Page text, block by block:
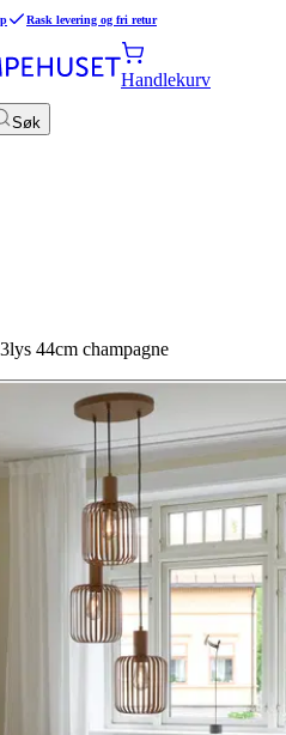
Rask levering og fri retur
Søk
Handlekurv
44cm champagne